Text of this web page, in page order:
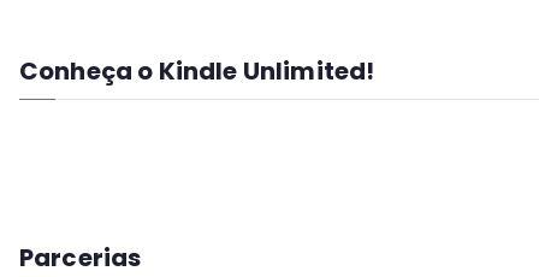
Conheça o Kindle Unlimited!
Parcerias